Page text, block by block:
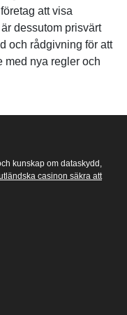
att visa
dessutom prisvärt
och rådgivning för att
med nya regler och
kunskap om dataskydd,
casinon säkra att